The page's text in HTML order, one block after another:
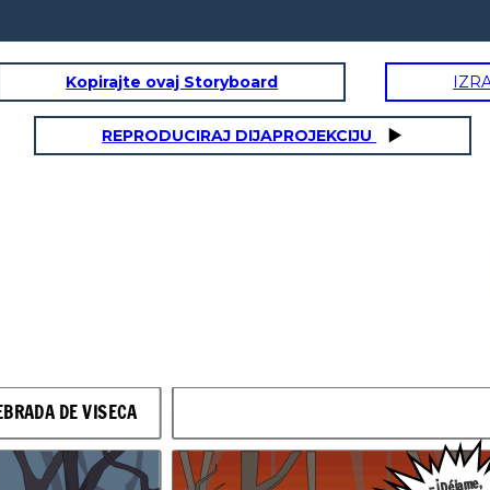
, mentira! Ernesto!
de agua, cuando
fue a bañarse
Kopirajte ovaj Storyboard
REPRODUCIRAJ DIJAPROJEKCIJU
DE VISECA